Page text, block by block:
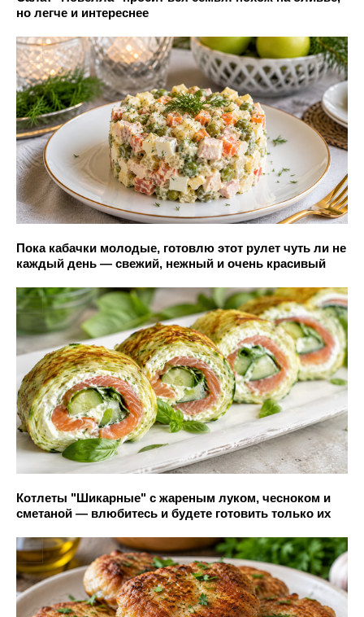
но легче и интереснее
Пока кабачки молодые, готовлю этот рулет чуть ли не
каждый день — свежий, нежный и очень красивый
Котлеты "Шикарные" с жареным луком, чесноком и
сметаной — влюбитесь и будете готовить только их